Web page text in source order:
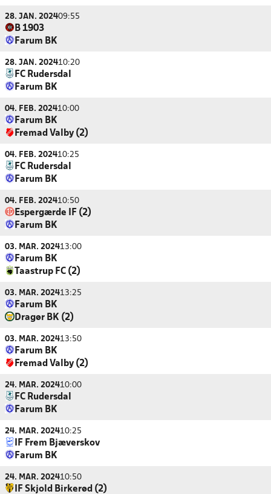
28. JAN. 202409:55
B 1903
Farum BK
28. JAN. 202410:20
FC Rudersdal
Farum BK
04. FEB. 202410:00
Farum BK
Fremad Valby (2)
04. FEB. 202410:25
FC Rudersdal
Farum BK
04. FEB. 202410:50
Espergærde IF (2)
Farum BK
03. MAR. 202413:00
Farum BK
Taastrup FC (2)
03. MAR. 202413:25
Farum BK
Dragør BK (2)
03. MAR. 202413:50
Farum BK
Fremad Valby (2)
24. MAR. 202410:00
FC Rudersdal
Farum BK
24. MAR. 202410:25
IF Frem Bjæverskov
Farum BK
24. MAR. 202410:50
IF Skjold Birkerød (2)